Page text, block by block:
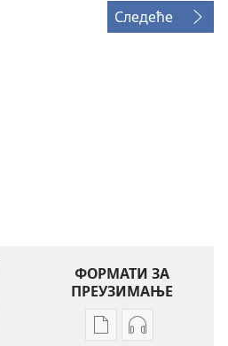
Следеће
ФОРМАТИ ЗА
ПРЕУЗИМАЊЕ
ФорматиФормати